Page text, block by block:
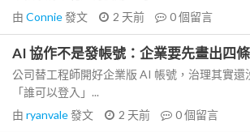
由 Connie發文 2 天前 0個留言
AI 協作不是發帳號：企業要先畫出四
公司替工程師開好企業版 AI 帳號，治理其實還
「誰可以登入」...
由 ryanvale發文 2 天前 0個留言